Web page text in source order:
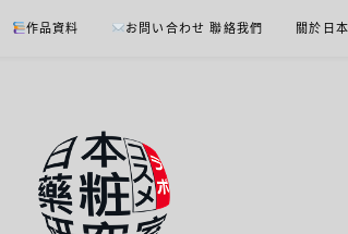
作品資料 お問い合わせ 聯絡我們 關於日